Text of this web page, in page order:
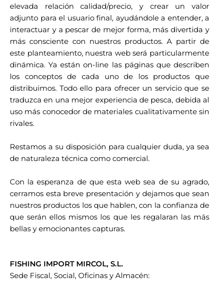
elevada relación calidad/precio, y crear un valor
adjunto para el usuario final, ayudándole a entender, a
interactuar y a pescar de mejor forma, más divertida y
más consciente con nuestros productos. A partir de
este planteamiento, nuestra web será particularmente
dinámica. Ya están on-line las páginas que describen
los conceptos de cada uno de los productos que
distribuimos. Todo ello para ofrecer un servicio que se
traduzca en una mejor experiencia de pesca, debida al
uso más conocedor de materiales cualitativamente sin
rivales.
Restamos a su disposición para cualquier duda, ya sea
de naturaleza técnica como comercial.
Con la esperanza de que esta web sea de su agrado,
cerramos esta breve presentación y dejamos que sean
nuestros productos los que hablen, con la confianza de
que serán ellos mismos los que les regalaran las más
bellas y emocionantes capturas.
FISHING IMPORT MIRCOL, S.L.
Sede Fiscal, Social, Oficinas y Almacén: